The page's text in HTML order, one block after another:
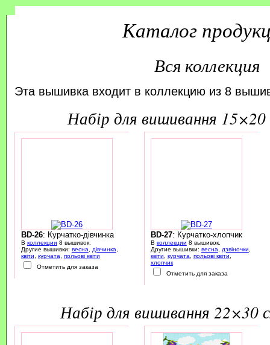
Каталог
Вся коллекция
Эта вышивка входит в коллекцию из 8
набір для вишивання 15×20
BD-26: Курчатко-дівчинка
В коллекции 8 вышивок.
Другие вышивки: весна дівчинка
квіти
курчата
польові квіти
Отметить для заказа
BD-27: Курчатко-хлопчик
В коллекции 8 вышивок.
Другие вышивки: весна дзвіночки
квіти
курчата польові квіти
хлопчик
Отметить для заказа
набір для вишивання